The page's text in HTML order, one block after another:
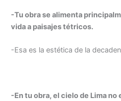
-Tu obra se alimenta
vida a paisajes tétricos.
-Esa es la estética de la
-En tu obra, el cielo de Lima no